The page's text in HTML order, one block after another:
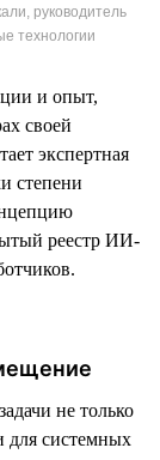
руководитель
технологии
и опыт,
своей
экспертная
степени
реестр ИИ-
не только
для системных